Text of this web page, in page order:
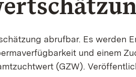
abrufbar. Es werden
und einem
(GZW).